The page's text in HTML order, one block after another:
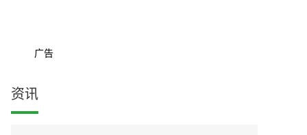
广告
资讯